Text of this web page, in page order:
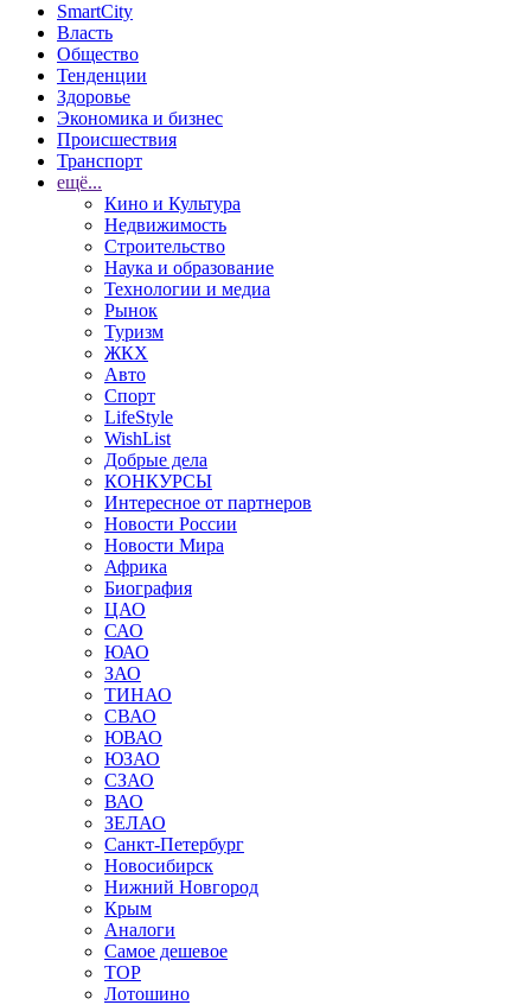
SmartCity
Власть
Общество
Тенденции
Здоровье
Экономика и бизнес
Происшествия
Транспорт
ещё...
Кино и Культура
Недвижимость
Строительство
Наука и образование
Технологии и медиа
Рынок
Туризм
ЖКХ
Авто
Спорт
LifeStyle
WishList
Добрые дела
КОНКУРСЫ
Интересное от партнеров
Новости России
Новости Мира
Африка
Биография
ЦАО
САО
ЮАО
ЗАО
ТИНАО
СВАО
ЮВАО
ЮЗАО
СЗАО
ВАО
ЗЕЛАО
Санкт-Петербург
Новосибирск
Нижний Новгород
Крым
Аналоги
Самое дешевое
TOP
Лотошино